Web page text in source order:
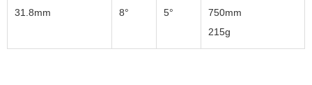
31.8mm 8° 5°
750mm
215g